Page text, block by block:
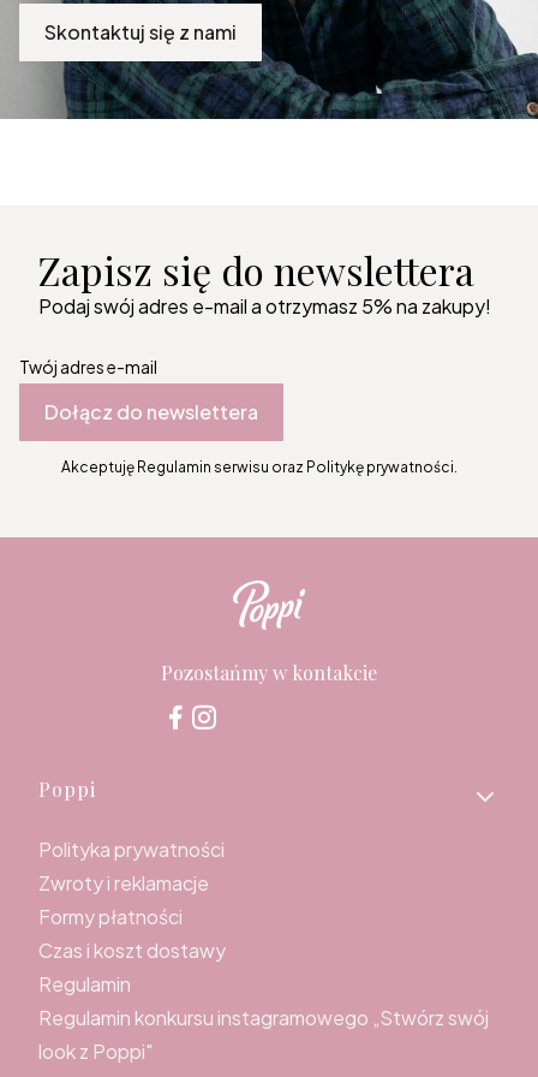
Skontaktuj się z nami
Zapisz się do newslettera
Podaj swój adres e-mail a otrzymasz 5% na zakupy!
Twój adres e-mail
Dołącz do newslettera
Akceptuję Regulamin serwisu oraz Politykę prywatności.
Pozostańmy w kontakcie
Linki w stopce
Poppi
Polityka prywatności
Zwroty i reklamacje
Formy płatności
Czas i koszt dostawy
Regulamin
Regulamin konkursu instagramowego „Stwórz swój
look z Poppi"